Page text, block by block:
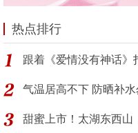
热点排行
跟着《爱情没有神话》
气温居高不下 防晒补
甜蜜上市！太湖东西